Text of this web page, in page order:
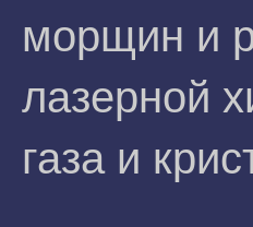
морщин и
лазерной
газа и